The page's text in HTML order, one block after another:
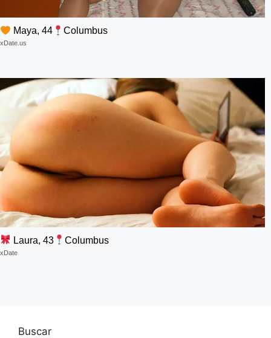
Maya, 44 Columbus
xDate.us
Laura, 43 Columbus
xDate
Buscar